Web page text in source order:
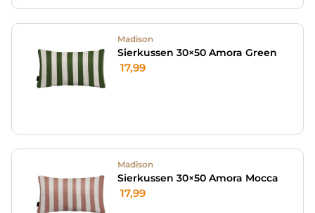
Madison
Sierkussen 30×50 Amora Green
17,99
Madison
Sierkussen 30×50 Amora Mocca
17,99